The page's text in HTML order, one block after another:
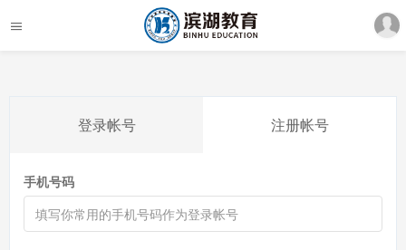
登录帐号 注册帐号
手机号码